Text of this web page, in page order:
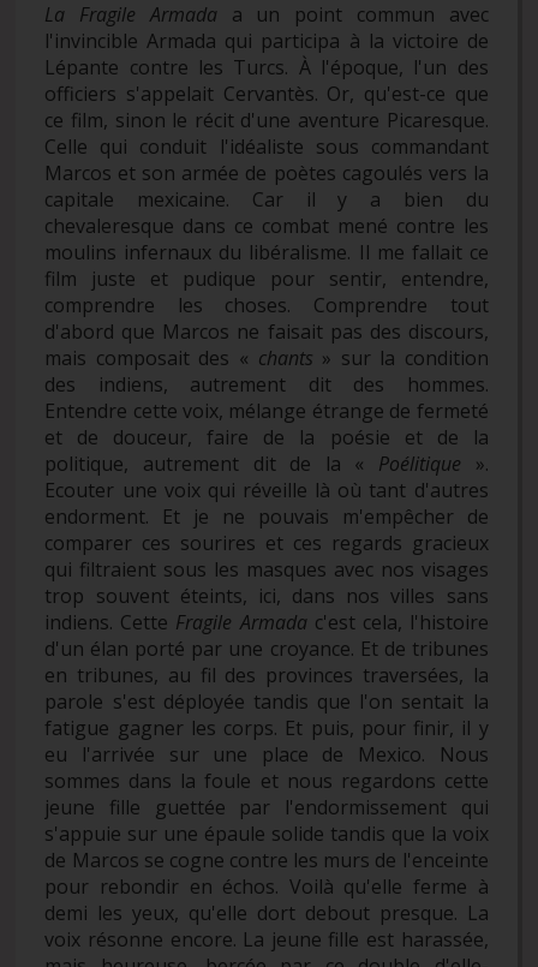
La Fragile Armadaa un point commun avec
l'invincible Armada qui participa à la victoire de
Lépante contre les Turcs. À l'époque, l'un des
officiers s'appelait Cervantès. Or, qu'est-ce que
ce film, sinon le récit d'une aventure Picaresque.
Celle qui conduit l'idéaliste sous commandant
Marcos et son armée de poètes cagoulés vers la
capitale mexicaine. Car il y a bien du
chevaleresque dans ce combat mené contre les
moulins infernaux du libéralisme. Il me fallait ce
film juste et pudique pour sentir, entendre,
comprendre les choses. Comprendre tout
d'abord que Marcos ne faisait pas des discours,
mais composait des « chants » sur la condition
des indiens, autrement dit des hommes.
Entendre cette voix, mélange étrange de fermeté
et de douceur, faire de la poésie et de la
politique, autrement dit de la « Poélitique ».
Ecouter une voix qui réveille là où tant d'autres
endorment. Et je ne pouvais m'empêcher de
comparer ces sourires et ces regards gracieux
qui filtraient sous les masques avec nos visages
trop souvent éteints, ici, dans nos villes sans
indiens. Cette Fragile Armadac'est cela, l'histoire
d'un élan porté par une croyance. Et de tribunes
en tribunes, au fil des provinces traversées, la
parole s'est déployée tandis que l'on sentait la
fatigue gagner les corps. Et puis, pour finir, il y
eu l'arrivée sur une place de Mexico. Nous
sommes dans la foule et nous regardons cette
jeune fille guettée par l'endormissement qui
s'appuie sur une épaule solide tandis que la voix
de Marcos se cogne contre les murs de l'enceinte
pour rebondir en échos. Voilà qu'elle ferme à
demi les yeux, qu'elle dort debout presque. La
voix résonne encore. La jeune fille est harassée,